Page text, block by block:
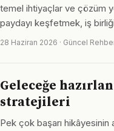
temel ihtiyaçlar ve çözüm
paydayı keşfetmek, iş
28 Haziran 2026 · Güncel
Geleceğe
stratejileri
Pek çok başarı hikâyesinin